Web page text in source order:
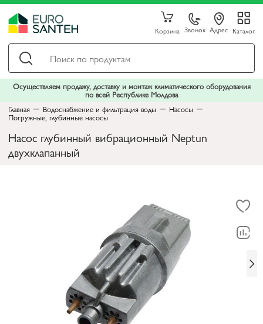
Корзина Звонок Адрес Каталог
Осуществляем продажу, доставку и монтаж климатического оборудования
по всей Республике Молдова
Главная
Водоснабжение и фильтрация воды Насосы
Погружные, глубинные насосы
Насос глубинный вибрационный Neptun
двухклапанный